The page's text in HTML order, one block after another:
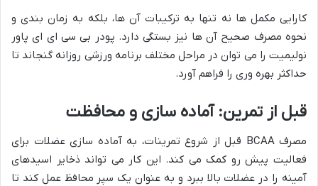
کارایی مکمل ها نه تنها به ترکیبات آن ها، بلکه به زمان بندی و
نحوه مصرف صحیح آن ها نیز بستگی دارد. پودر بی سی ای ای پاور
نولیمیت را می توان در مراحل مختلف برنامه ورزشی روزانه گنجاند تا
حداکثر بهره وری را فراهم آورد.
قبل از تمرین: آماده سازی و محافظت
مصرف BCAA قبل از شروع تمرینات، به آماده سازی عضلات برای
فعالیت پیش رو کمک می کند. این کار می تواند ذخایر اسیدهای
آمینه را در عضلات بالا ببرد و به عنوان یک سپر محافظ عمل کند تا